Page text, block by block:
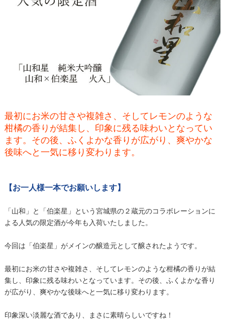
最初にお米の甘さや複雑さ、そしてレモンのような
柑橘の香りが結集し、印象に残る味わいとなってい
ます。その後、ふくよかな香りが広がり、爽やかな
後味へと一気に移り変わります。
【お一人様一本でお願いします】
「山和」と「伯楽星」という宮城県の２蔵元のコラボレーションに
よる人気の限定酒が今年も入荷いたしました。
今回は「伯楽星」がメインの醸造元として醸されたようです。
最初にお米の甘さや複雑さ、そしてレモンのような柑橘の香りが結
集し、印象に残る味わいとなっています。その後、ふくよかな香り
が広がり、爽やかな後味へと一気に移り変わります。
印象深い淡麗な酒であり、まさに素晴らしいですね！